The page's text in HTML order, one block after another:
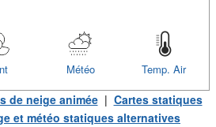
Temp. Air
Météo
de neige animée| Cartes statiques
et météo statiques alternatives